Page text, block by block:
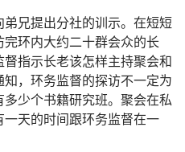
兄提出分社的训示。在短短
环内大约二十群会众的长
指示长老该怎样主持聚会和
，环务监督的探访不一定为
少个书籍研究班。聚会在私
天的时间跟环务监督在一